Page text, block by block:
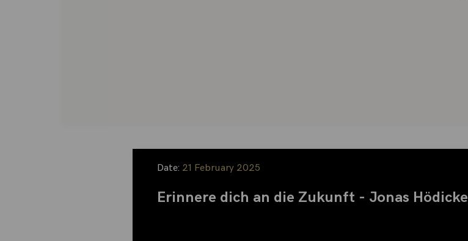
Date: 21 February 2025
Erinnere dich an die Zukunft - Jonas Hödicke